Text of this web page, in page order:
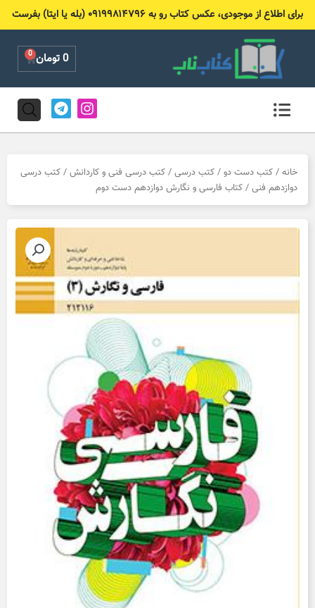
برای اطلاع از موجودی، عکس کتاب رو به ۰۹۱۹۹۸۱۴۷۹۶ (بله یا ایتا) بفرست
0تومان 0
Cart
I
n
s
g
a
T
e
l
r
m
خانه / کتب دست دو / کتب درسی / کتب درسی فنی و کاردانش / کتب درسی
دوازدهم فنی / کتاب فارسی و نگارش دوازدهم دست دوم